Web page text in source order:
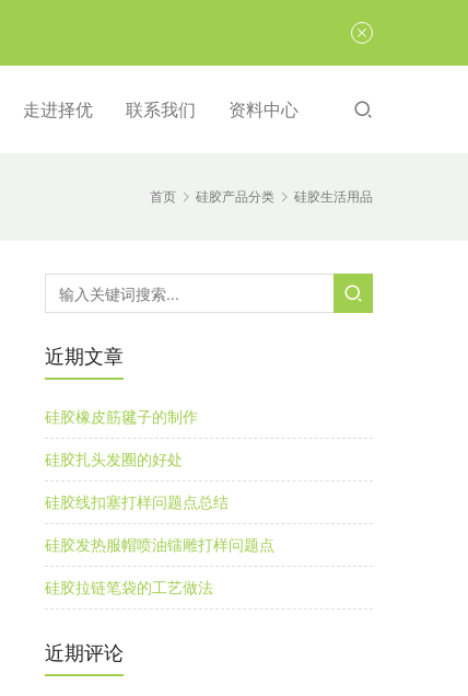
走进择优 联系我们 资料中心
首页 硅胶产品分类 硅胶生活用品
近期文章
硅胶橡皮筋毽子的制作
硅胶扎头发圈的好处
硅胶线扣塞打样问题点总结
硅胶发热服帽喷油镭雕打样问题点
硅胶拉链笔袋的工艺做法
近期评论